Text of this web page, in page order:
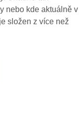
nebo kde aktuálně v
složen z více než